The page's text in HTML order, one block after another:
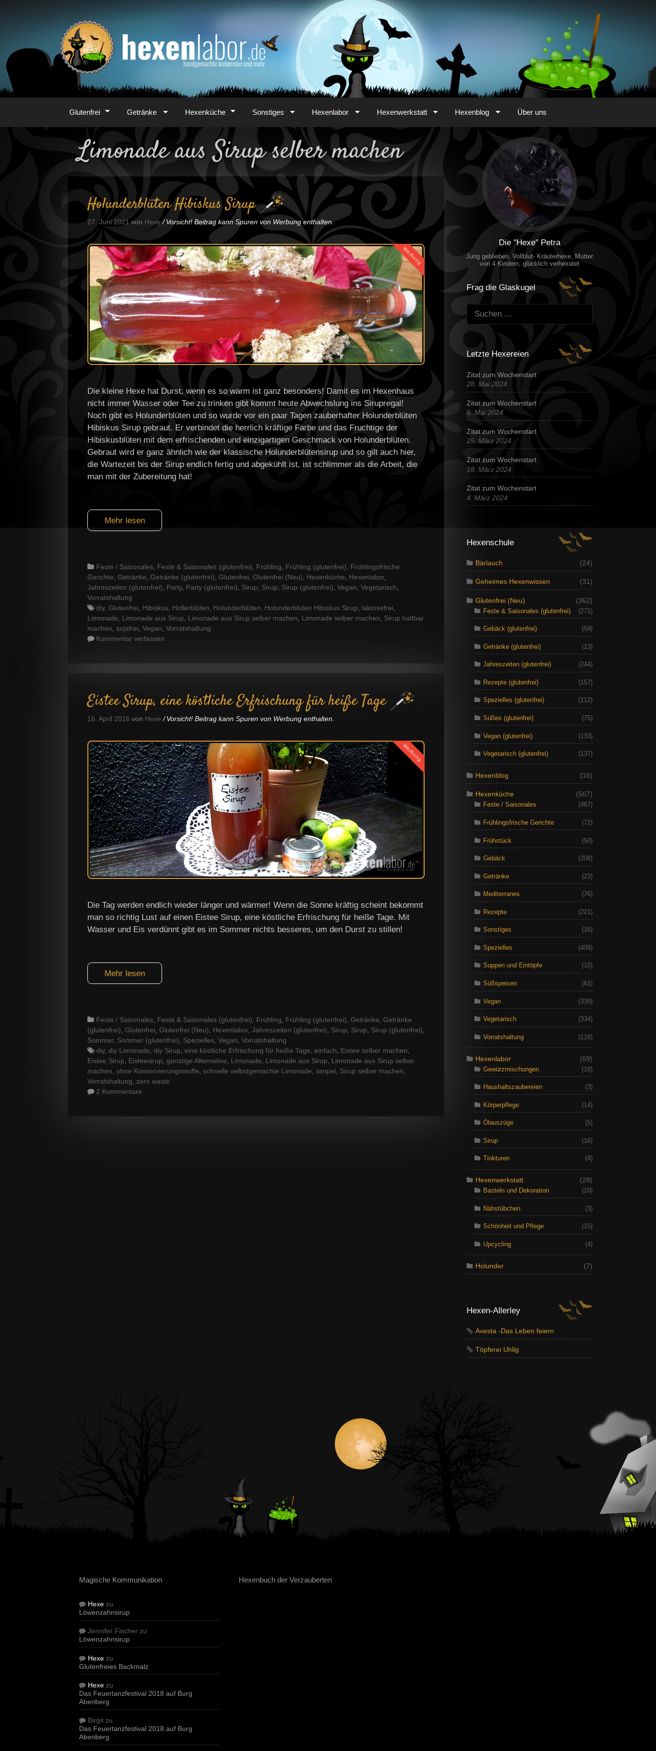
Glutenfrei Getränke Hexenküche Sonstiges Hexenlabor Hexenwerkstatt Hexenblog Über uns
Limonade aus Sirup selber machen
Holunderblüten Hibiskus Sirup
27. Juni 2021 von Hexe Vorsicht! Beitrag kann Spuren von Werbung enthalten.
Werbung
Die kleine Hexe hat Durst, wenn es so warm ist ganz besonders! Damit es im Hexenhaus
nicht immer Wasser oder Tee zu trinken gibt kommt heute Abwechslung ins Sirupregal!
Noch gibt es Holunderblüten und so wurde vor ein paar Tagen zauberhafter Holunderblüten
Hibiskus Sirup gebraut. Er verbindet die herrlich kräftige Farbe und das Fruchtige der
Hibiskusblüten mit dem erfrischenden und einzigartigen Geschmack von Holunderblüten.
Gebraut wird er ganz ähnlich wie der klassische Holunderblütensirup und so gilt auch hier,
die Wartezeit bis der Sirup endlich fertig und abgekühlt ist, ist schlimmer als die Arbeit, die
man mit der Zubereitung hat!
Mehr lesen
Categories
Feste / Saisonales, Feste & Saisonales (glutenfrei), Frühling, Frühling (glutenfrei), Frühlingsfrische
Gerichte, Getränke, Getränke (glutenfrei), Glutenfrei, Glutenfrei (Neu), Hexenküche, Hexenlabor,
Jahreszeiten (glutenfrei), Party, Party (glutenfrei), Sirup, Sirup, Sirup (glutenfrei), Vegan, Vegetarisch,
Vorratshaltung
Tags
diy, Glutenfrei, Hibiskus, Hollerblüten, Holunderblüten, Holunderblüten Hibiskus Sirup, laktosefrei,
Limonade, Limonade aus Sirup, Limonade aus Sirup selber machen, Limonade selber machen, Sirup haltbar
machen, sojafrei, Vegan, Vorratshaltung
Kommentar verfassen
Eistee Sirup, eine köstliche Erfrischung für heiße Tage
16. April 2016 von Hexe Vorsicht! Beitrag kann Spuren von Werbung enthalten.
Werbung
Die Tag werden endlich wieder länger und wärmer! Wenn die Sonne kräftig scheint bekommt
man so richtig Lust auf einen Eistee Sirup, eine köstliche Erfrischung für heiße Tage. Mit
Wasser und Eis verdünnt gibt es im Sommer nichts besseres, um den Durst zu stillen!
Mehr lesen
Categories
Feste / Saisonales, Feste & Saisonales (glutenfrei), Frühling, Frühling (glutenfrei), Getränke, Getränke
(glutenfrei), Glutenfrei, Glutenfrei (Neu), Hexenlabor, Jahreszeiten (glutenfrei), Sirup, Sirup, Sirup (glutenfrei),
Sommer, Sommer (glutenfrei), Spezielles, Vegan, Vorratshaltung
Tags
diy, diy Limonade, diy Sirup, eine köstliche Erfrischung für heiße Tage, einfach, Eistee selber machen,
Eistee Sirup, Eisteesirup, günstige Alternative, Limonade, Limonade aus Sirup, Limonade aus Sirup selber
machen, ohne Konservierungsstoffe, schnelle selbstgemachte Limonade, simpel, Sirup selber machen,
Vorratshaltung, zero waste
2 Kommentare
Die "Hexe" Petra
Jung geblieben, Vollblut- Kräuterhexe, Mutter
von 4 Kindern, glücklich verheiratet
Frag die Glaskugel
Suchen:
Letzte Hexereien
Zitat zum Wochenstart
28. Mai 2024
Zitat zum Wochenstart
6. Mai 2024
Zitat zum Wochenstart
25. März 2024
Zitat zum Wochenstart
18. März 2024
Zitat zum Wochenstart
4. März 2024
Hexenschule
Bärlauch (24)
Geheimes Hexenwissen (31)
Glutenfrei (Neu)
(362)
Feste & Saisonales (glutenfrei)
(271)
Gebäck (glutenfrei) (59)
Getränke (glutenfrei) (13)
Jahreszeiten (glutenfrei) (244)
Rezepte (glutenfrei) (157)
Spezielles (glutenfrei) (112)
Süßes (glutenfrei) (75)
Vegan (glutenfrei) (133)
Vegetarisch (glutenfrei) (137)
Hexenblog (16)
Hexenküche
(567)
Feste / Saisonales
(467)
Frühlingsfrische Gerichte (72)
Frühstück (50)
Gebäck (208)
Getränke (23)
Mediterranes (76)
Rezepte (221)
Sonstiges (16)
Spezielles (409)
Suppen und Eintöpfe (10)
Süßspeisen (61)
Vegan (339)
Vegetarisch (334)
Vorratshaltung (118)
Hexenlabor
(69)
Gewürzmischungen
(18)
Haushaltszaubereien (3)
Körperpflege (14)
Ölauszüge (5)
Sirup (16)
Tinkturen (4)
Hexenwerkstatt
(28)
Basteln und Dekoration
(10)
Nähstübchen (3)
Schönheit und Pflege (15)
Upcycling (4)
Holunder (7)
Hexen-Allerley
Avesta -Das Leben feiern
Töpferei Uhlig
Magische Kommunikation
Hexe zu
Löwenzahnsirup
Jennifer Fischer zu
Löwenzahnsirup
Hexe zu
Glutenfreies Backmalz
Hexe zu
Das Feuertanzfestival 2018 auf Burg
Abenberg
Birgit zu
Das Feuertanzfestival 2018 auf Burg
Abenberg
Hexenbuch der Verzauberten